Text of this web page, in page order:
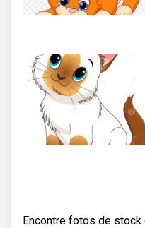
Encontre fotos de stock